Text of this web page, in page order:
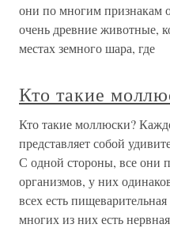
они по многим признакам
очень древние животные,
местах земного шара, где
Кто такие
Кто такие моллюски?
представляет собой
С одной стороны, все они
организмов, у них
всех есть
многих из них есть нервная